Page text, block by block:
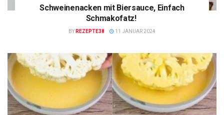
Schweinenacken mit Biersauce, Einfach
Schmakofatz!
BY REZEPTE38 11 JANUAR 2024